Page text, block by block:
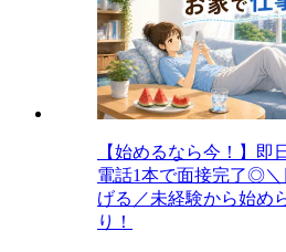
【始めるなら今！】即
電話1本で面接完了◎
げる／未経験から始め
り！